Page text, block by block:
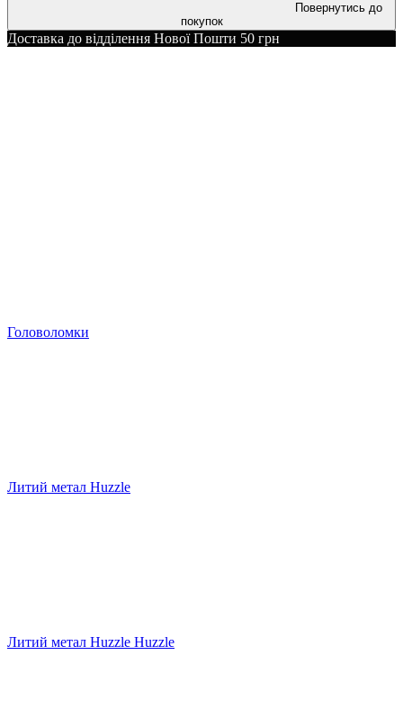
Повернутись до
покупок
Доставка до відділення Нової Пошти 50 грн
Головоломки
Литий метал Huzzle
Литий метал Huzzle Huzzle